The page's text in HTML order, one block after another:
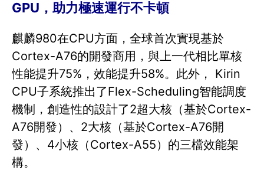
GPU，助力極速運行不卡頓
麒麟980在CPU方面，全球首次實現基於
Cortex-A76的開發商用，與上一代相比單核
性能提升75%，效能提升58%。此外， Kirin
CPU子系統推出了Flex-Scheduling智能調度
機制，創造性的設計了2超大核（基於Cortex-
A76開發）、2大核（基於Cortex-A76開
發）、4小核（Cortex-A55）的三檔效能架
構。